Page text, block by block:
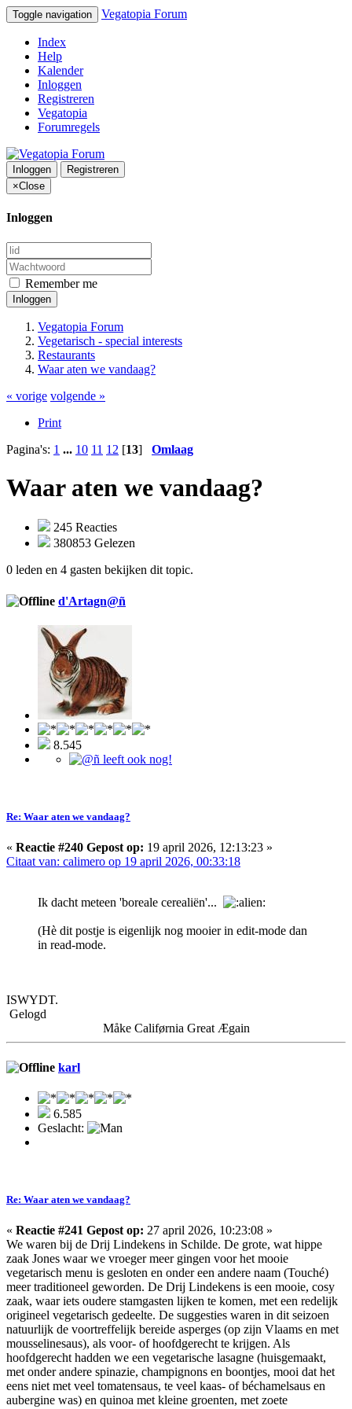
Toggle navigation Vegatopia Forum
Index
Help
Kalender
Inloggen
Registreren
Vegatopia
Forumregels
Inloggen
Registreren
×Close
Inloggen
Remember me
Inloggen
Vegatopia Forum
Vegetarisch - special interests
Restaurants
Waar aten we vandaag?
« vorige volgende »
Print
Pagina's: 1 ... 10 11 12 [13] Omlaag
Waar aten we vandaag?
245 Reacties
380853 Gelezen
0 leden en 4 gasten bekijken dit topic.
d'Artagn@ñ
8.545
Re: Waar aten we vandaag?
« Reactie #240 Gepost op: 19 april 2026, 12:13:23 »
Citaat van: calimero op 19 april 2026, 00:33:18
Ik dacht meteen 'boreale cerealiën'...
(Hè dit postje is eigenlijk nog mooier in edit-mode dan
in read-mode.
ISWYDT.
Gelogd
Måke Califørnia Great Ægain
karl
6.585
Geslacht:
Re: Waar aten we vandaag?
« Reactie #241 Gepost op: 27 april 2026, 10:23:08 »
We waren bij de Drij Lindekens in Schilde. De grote, wat hippe
zaak Jones waar we vroeger meer gingen voor het mooie
vegetarisch menu is gesloten en onder een andere naam (Touché)
meer traditioneel geworden. De Drij Lindekens is een mooie, cosy
zaak, waar iets oudere stamgasten lijken te komen, met een redelijk
origineel vegetarisch gedeelte. De suggesties waren in dit seizoen
natuurlijk de voortreffelijk bereide asperges (op zijn Vlaams en met
mousselinesaus), als voor- of hoofdgerecht te krijgen. Als
hoofdgerecht hadden we een vegetarische lasagne (huisgemaakt,
met onder andere spinazie, champignons en boontjes, mooi dat het
eens niet met veel tomatensaus, te veel kaas- of béchamelsaus en
aubergine was) en quinoa met kleine groenten, met zoete